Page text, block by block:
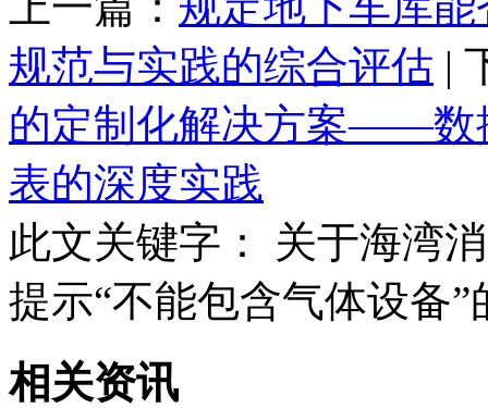
规范与实践的综合评估 |
的定制化解决方案——数
表的深度实践
此文关键字：
关于海湾
提示“不能包含气体设备
相关资讯